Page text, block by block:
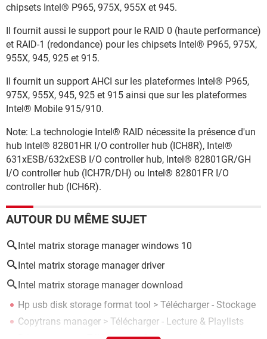
chipsets Intel® P965, 975X, 955X et 945.
Il fournit aussi le support pour le RAID 0 (haute performance)
et RAID-1 (redondance) pour les chipsets Intel® P965, 975X,
955X, 945, 925 et 915.
Il fournit un support AHCI sur les plateformes Intel® P965,
975X, 955X, 945, 925 et 915 ainsi que sur les plateformes
Intel® Mobile 915/910.
Note: La technologie Intel® RAID nécessite la présence d'un
hub Intel® 82801HR I/O controller hub (ICH8R), Intel®
631xESB/632xESB I/O controller hub, Intel® 82801GR/GH
I/O controller hub (ICH7R/DH) ou Intel® 82801FR I/O
controller hub (ICH6R).
AUTOUR DU MÊME SUJET
Intel matrix storage manager windows 10
Intel matrix storage manager driver
Intel matrix storage manager download
Hp usb disk storage format tool > Télécharger - Stockage
Copytrans manager > Télécharger - Lecture & Playlists